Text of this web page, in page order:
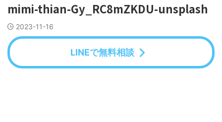
mimi-thian-Gy_RC8mZKDU-unsplash
2023-11-16
LINEで無料相談